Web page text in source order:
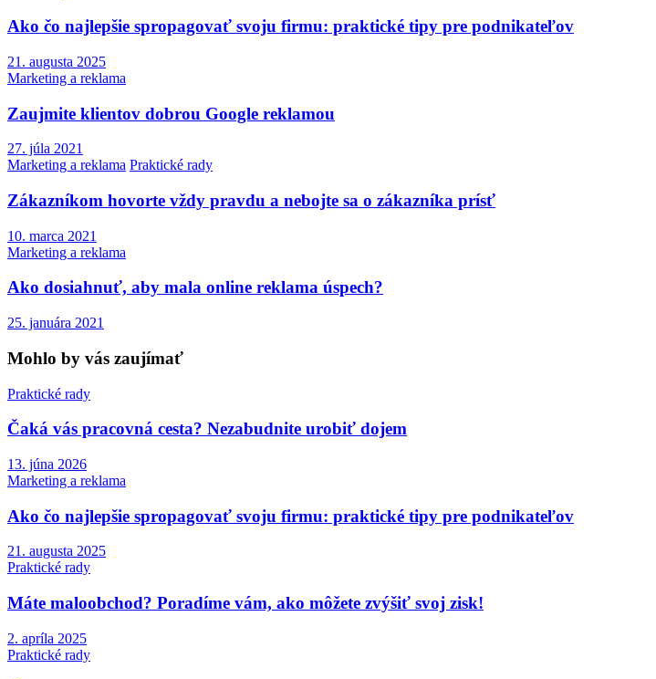
Ako čo najlepšie spropagovať svoju firmu: praktické tipy pre podnikateľov
21. augusta 2025
Marketing a reklama
Zaujmite klientov dobrou Google reklamou
27. júla 2021
Marketing a reklama Praktické rady
Zákazníkom hovorte vždy pravdu a nebojte sa o zákazníka prísť
10. marca 2021
Marketing a reklama
Ako dosiahnuť, aby mala online reklama úspech?
25. januára 2021
Mohlo by vás zaujímať
Praktické rady
Čaká vás pracovná cesta? Nezabudnite urobiť dojem
13. júna 2026
Marketing a reklama
Ako čo najlepšie spropagovať svoju firmu: praktické tipy pre podnikateľov
21. augusta 2025
Praktické rady
Máte maloobchod? Poradíme vám, ako môžete zvýšiť svoj zisk!
2. apríla 2025
Praktické rady